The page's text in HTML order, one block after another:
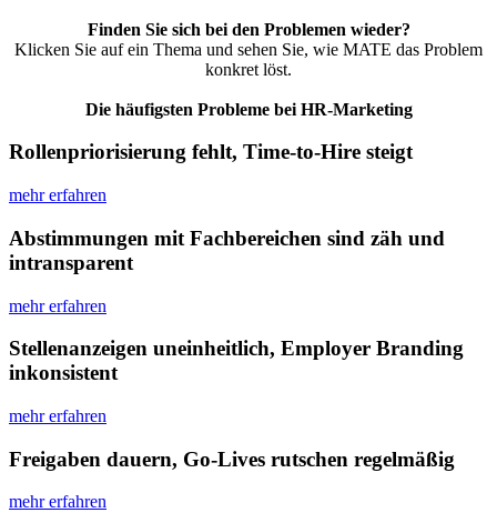
Finden Sie sich bei den Problemen wieder?
Klicken Sie auf ein Thema und sehen Sie, wie MATE das Problem
konkret löst.
Die häufigsten Probleme bei HR-Marketing
Rollen­priori­sierung fehlt, Time-to-Hire steigt
mehr erfahren
Abstimmungen mit Fachbereichen sind zäh und
intransparent
mehr erfahren
Stellenanzeigen uneinheitlich, Employer Branding
inkonsistent
mehr erfahren
Freigaben dauern, Go-Lives rutschen regelmäßig
mehr erfahren